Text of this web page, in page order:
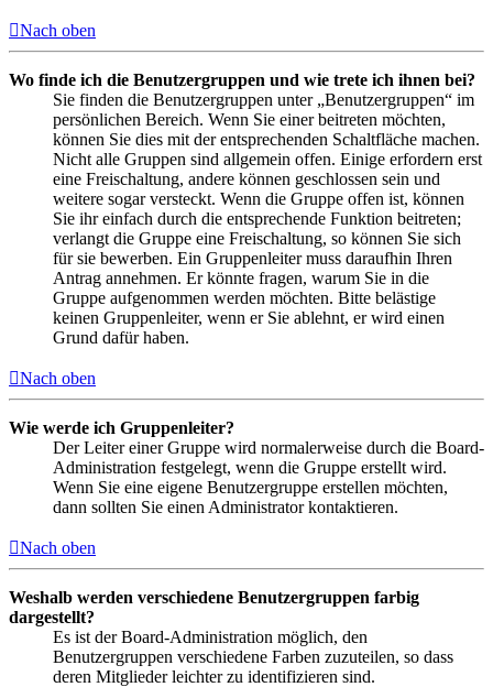
Nach oben
Wo finde ich die Benutzergruppen und wie trete ich ihnen bei?
Sie finden die Benutzergruppen unter „Benutzergruppen“ im
persönlichen Bereich. Wenn Sie einer beitreten möchten,
können Sie dies mit der entsprechenden Schaltfläche machen.
Nicht alle Gruppen sind allgemein offen. Einige erfordern erst
eine Freischaltung, andere können geschlossen sein und
weitere sogar versteckt. Wenn die Gruppe offen ist, können
Sie ihr einfach durch die entsprechende Funktion beitreten;
verlangt die Gruppe eine Freischaltung, so können Sie sich
für sie bewerben. Ein Gruppenleiter muss daraufhin Ihren
Antrag annehmen. Er könnte fragen, warum Sie in die
Gruppe aufgenommen werden möchten. Bitte belästige
keinen Gruppenleiter, wenn er Sie ablehnt, er wird einen
Grund dafür haben.
Nach oben
Wie werde ich Gruppenleiter?
Der Leiter einer Gruppe wird normalerweise durch die Board-
Administration festgelegt, wenn die Gruppe erstellt wird.
Wenn Sie eine eigene Benutzergruppe erstellen möchten,
dann sollten Sie einen Administrator kontaktieren.
Nach oben
Weshalb werden verschiedene Benutzergruppen farbig
dargestellt?
Es ist der Board-Administration möglich, den
Benutzergruppen verschiedene Farben zuzuteilen, so dass
deren Mitglieder leichter zu identifizieren sind.